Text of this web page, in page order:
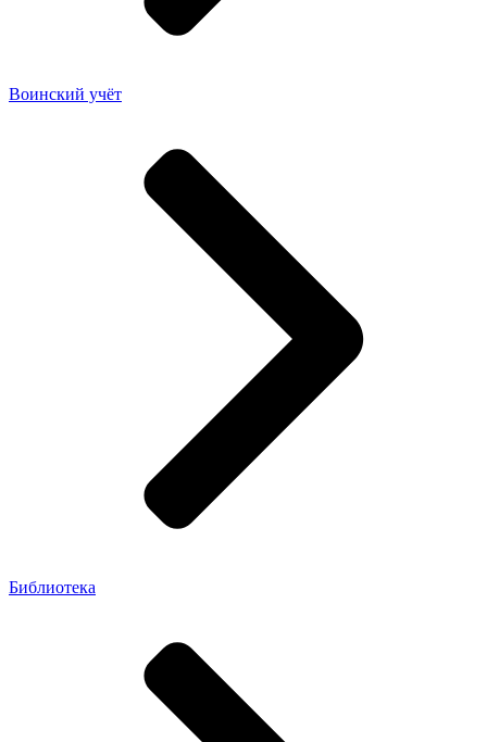
Воинский учёт
Библиотека